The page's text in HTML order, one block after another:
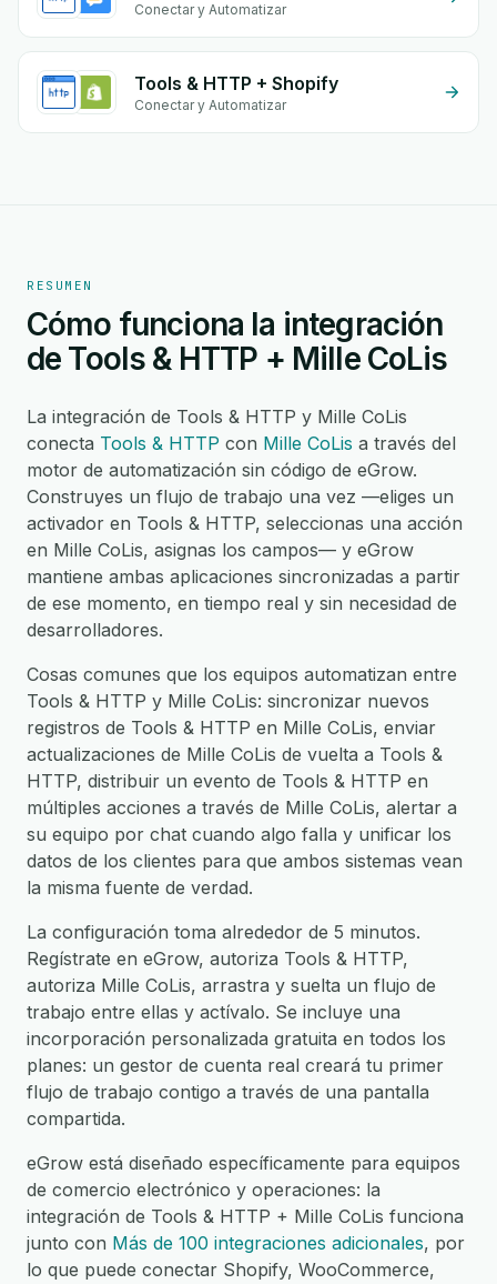
Conectar y Automatizar
Tools & HTTP + Shopify
Conectar y Automatizar
RESUMEN
Cómo funciona la integración
de Tools & HTTP + Mille CoLis
La integración de Tools & HTTP y Mille CoLis
conecta Tools & HTTP con Mille CoLis a través del
motor de automatización sin código de eGrow.
Construyes un flujo de trabajo una vez —eliges un
activador en Tools & HTTP, seleccionas una acción
en Mille CoLis, asignas los campos— y eGrow
mantiene ambas aplicaciones sincronizadas a partir
de ese momento, en tiempo real y sin necesidad de
desarrolladores.
Cosas comunes que los equipos automatizan entre
Tools & HTTP y Mille CoLis: sincronizar nuevos
registros de Tools & HTTP en Mille CoLis, enviar
actualizaciones de Mille CoLis de vuelta a Tools &
HTTP, distribuir un evento de Tools & HTTP en
múltiples acciones a través de Mille CoLis, alertar a
su equipo por chat cuando algo falla y unificar los
datos de los clientes para que ambos sistemas vean
la misma fuente de verdad.
La configuración toma alrededor de 5 minutos.
Regístrate en eGrow, autoriza Tools & HTTP,
autoriza Mille CoLis, arrastra y suelta un flujo de
trabajo entre ellas y actívalo. Se incluye una
incorporación personalizada gratuita en todos los
planes: un gestor de cuenta real creará tu primer
flujo de trabajo contigo a través de una pantalla
compartida.
eGrow está diseñado específicamente para equipos
de comercio electrónico y operaciones: la
integración de Tools & HTTP + Mille CoLis funciona
junto con Más de 100 integraciones adicionales, por
lo que puede conectar Shopify, WooCommerce,